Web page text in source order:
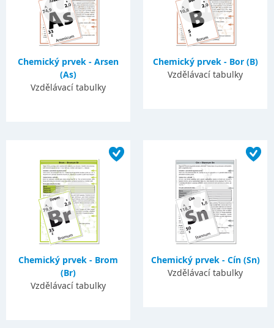
Chemický prvek - Arsen
(As)
Vzdělávací tabulky
Chemický prvek - Bor (B)
Vzdělávací tabulky
Chemický prvek - Brom
(Br)
Vzdělávací tabulky
Chemický prvek - Cín (Sn)
Vzdělávací tabulky